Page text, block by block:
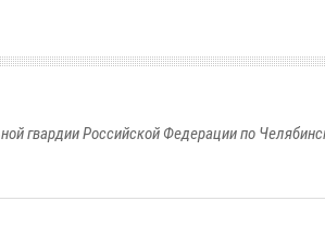
гвардии Российской Федерации по